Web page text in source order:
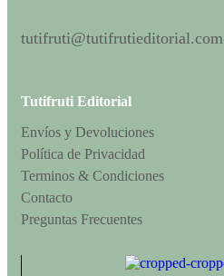
tutifruti@tutifrutieditorial.com
Tutifruti Editorial
Envíos y Devoluciones
Política de Privacidad
Terminos & Condiciones
Contacto
Preguntas Frecuentes